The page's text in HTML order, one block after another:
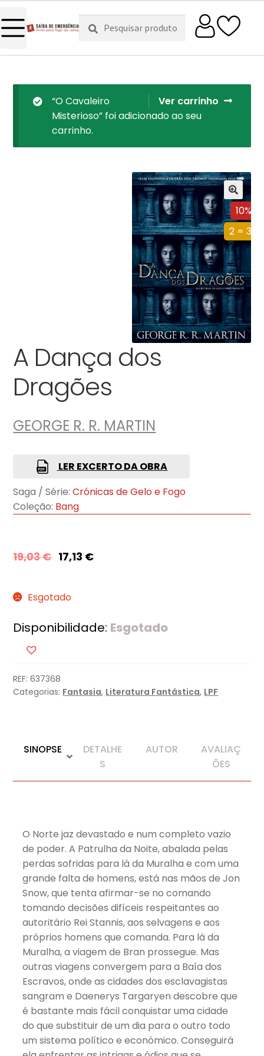
Pesquisar
por:
Pesquisa
Ver carrinho
“O Cavaleiro
Misterioso” foi adicionado ao seu
carrinho.
10%
2 = 3
A Dança dos
Dragões
GEORGE R. R. MARTIN
LER EXCERTO DA OBRA
Saga / Série: Crónicas de Gelo e Fogo
Coleção: Bang
19,03€ 17,13 €
Esgotado
Disponibilidade: Esgotado
REF:637368
Categorias: Fantasia, Literatura Fantástica, LPF
SINOPSE
DETALHE
S
AUTOR
AVALIAÇ
ÕES
O Norte jaz devastado e num completo vazio
de poder. A Patrulha da Noite, abalada pelas
perdas sofridas para lá da Muralha e com uma
grande falta de homens, está nas mãos de Jon
Snow, que tenta afirmar-se no comando
tomando decisões difíceis respeitantes ao
autoritário Rei Stannis, aos selvagens e aos
próprios homens que comanda. Para lá da
Muralha, a viagem de Bran prossegue. Mas
outras viagens convergem para a Baía dos
Escravos, onde as cidades dos esclavagistas
sangram e Daenerys Targaryen descobre que
é bastante mais fácil conquistar uma cidade
do que substituir de um dia para o outro todo
um sistema político e económico. Conseguirá